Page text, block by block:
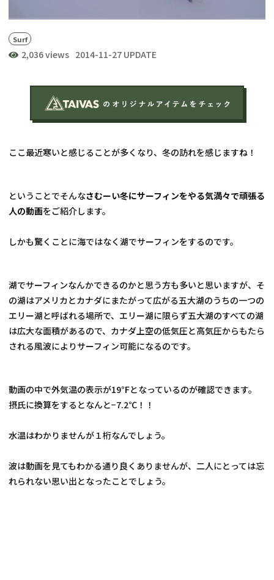
Surf
2,036 views 2014-11-27 UPDATE
ここ最近寒いと感じることが多くなり、冬の訪れを感じますね！
ということでそんなさむーい冬にサーフィンをやる気満々で頑張る
人の動画をご紹介します。
しかも驚くことに海ではなく湖でサーフィンをするのです。
湖でサーフィンなんかできるのかと思う方も多いと思いますが、そ
の湖はアメリカとカナダにまたがって広がる五大湖のうちの一つの
エリー湖と呼ばれる場所で、エリー湖に限らず五大湖のすべての湖
は広大な面積があるので、カナダ上空の低気圧と高気圧からもたら
される風波によりサーフィン可能になるのです。
動画の中で外気温の表示が19℉となっているのが確認できます。
摂氏に換算をするとなんと−7.2℃！！
水温はわかりませんが１桁なんでしょう。
波は動画を見てもわかる通り良くありませんが、二人にとっては忘
れられない思い出となったことでしょう。